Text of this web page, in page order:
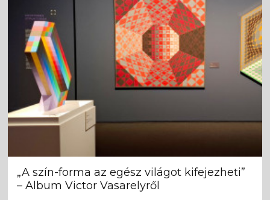
„A szín-forma az egész világot kifejezheti”
– Album Victor Vasarelyről